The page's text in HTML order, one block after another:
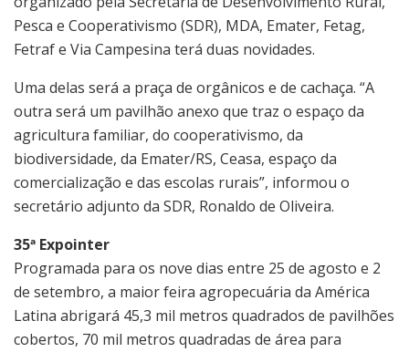
Pesca e Cooperativismo (SDR), MDA, Emater, Fetag,
Fetraf e Via Campesina terá duas novidades.
Uma delas será a praça de orgânicos e de cachaça. “A
outra será um pavilhão anexo que traz o espaço da
agricultura familiar, do cooperativismo, da
biodiversidade, da Emater/RS, Ceasa, espaço da
comercialização e das escolas rurais”, informou o
secretário adjunto da SDR, Ronaldo de Oliveira.
35ª Expointer
Programada para os nove dias entre 25 de agosto e 2
de setembro, a maior feira agropecuária da América
Latina abrigará 45,3 mil metros quadrados de pavilhões
cobertos, 70 mil metros quadradas de área para